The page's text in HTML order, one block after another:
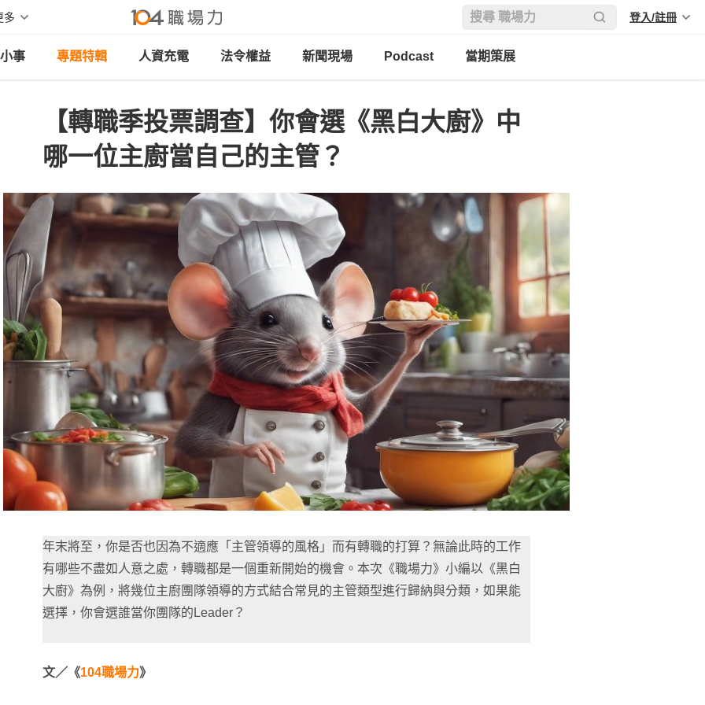
多 登入/註冊
事 專題特輯 人資充電 法令權益 新聞現場 Podcast 當期策展
【轉職季投票調查】你會選《黑白大廚》中
哪一位主廚當自己的主管？
年末將至，你是否也因為不適應「主管領導的風格」而有轉職的打算？無論此時的工作
有哪些不盡如人意之處，轉職都是一個重新開始的機會。本次《職場力》小編以《黑白
大廚》為例，將幾位主廚團隊領導的方式結合常見的主管類型進行歸納與分類，如果能
選擇，你會選誰當你團隊的Leader？
文／《104職場力》